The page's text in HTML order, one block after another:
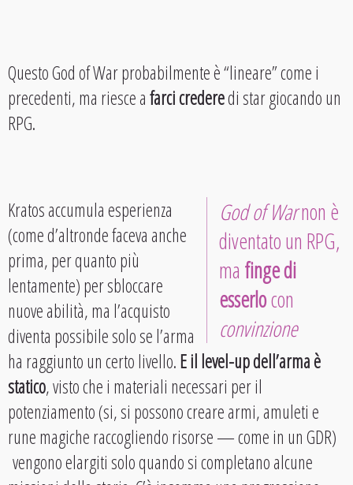
Questo God of War probabilmente è “lineare” come i
precedenti, ma riesce afarci crederedi star giocando un
RPG.
God of Warnon è
diventato un RPG,
ma finge di
esserlocon
convinzione
Kratos accumula esperienza
(come d’altronde faceva anche
prima, per quanto più
lentamente) per sbloccare
nuove abilità, ma l’acquisto
diventa possibile solo se l’arma
ha raggiunto un certo livello.E il level-up dell’arma è
statico, visto che i materiali necessari per il
potenziamento (si, si possono creare armi, amuleti e
rune magiche raccogliendo risorse — come in un GDR)
vengono elargiti solo quando si completano alcune